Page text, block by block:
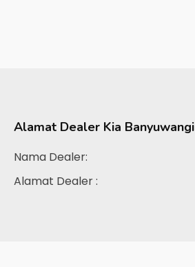
Alamat Dealer Kia Banyuwangi
Nama Dealer:
Alamat Dealer :